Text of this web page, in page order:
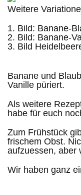
Weitere
1. Bild: Banane-
2. Bild: Banane-
3. Bild
Banane und
Vanille püriert.
Als weitere
habe für euch
Zum Frühstück
frischem Obst.
aufzuessen, aber
Wir haben ganz